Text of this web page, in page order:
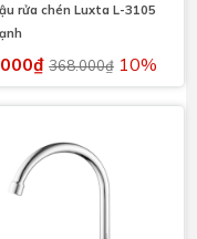
rửa chén Luxta L-3105
368.000₫ 10%